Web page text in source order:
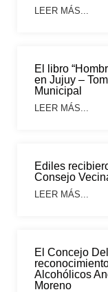
LEER MÁS...
El libro
en Jujuy –
Municipal
LEER MÁS...
Ediles
Consejo
LEER MÁS...
El Concejo
Alcohólicos
Moreno